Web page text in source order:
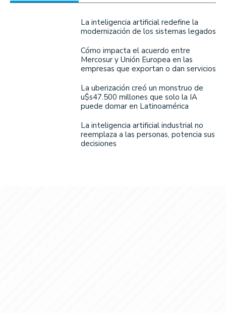
La inteligencia artificial redefine la
modernización de los sistemas legados
Cómo impacta el acuerdo entre
Mercosur y Unión Europea en las
empresas que exportan o dan servicios
La uberización creó un monstruo de
u$s47.500 millones que solo la IA
puede domar en Latinoamérica
La inteligencia artificial industrial no
reemplaza a las personas, potencia sus
decisiones